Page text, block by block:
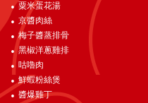
粟米蛋花湯
京醬肉絲
梅子醬蒸排骨
黑椒洋蔥雞排
咕嚕肉
鮮蝦粉絲煲
醬爆雞丁